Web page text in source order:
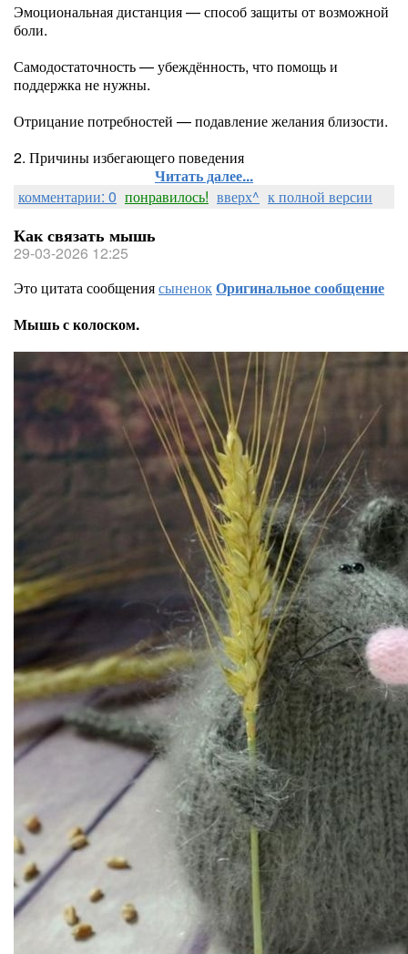
Эмоциональная дистанция — способ защиты от возможной
боли.
Самодостаточность — убеждённость, что помощь и
поддержка не нужны.
Отрицание потребностей — подавление желания близости.
2. Причины избегающего поведения
Читать далее...
комментарии: 0 понравилось! вверх^ к полной версии
Как связать мышь
29-03-2026 12:25
Это цитата сообщениясыненокОригинальное сообщение
Мышь с колоском.